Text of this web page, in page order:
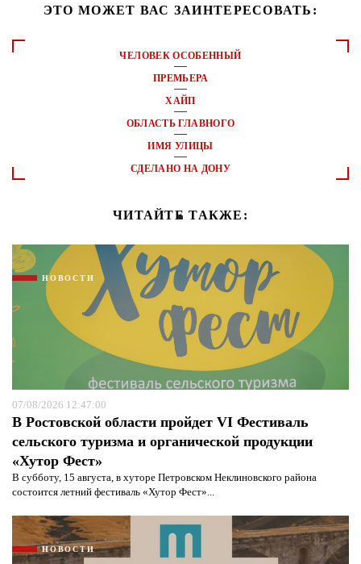
ЭТО МОЖЕТ ВАС ЗАИНТЕРЕСОВАТЬ:
ЧЕЛОВЕК ОСОБЕННЫЙ
ПРЕМЬЕРА
ХАЙП
ОБЛАСТЬ ГЛАВНОГО
ИМЯ УЛИЦЫ
СДЕЛАНО НА ДОНУ
ЧИТАЙТЕ ТАКЖЕ:
НОВОСТИ
07/08/2026 12:47:00
В Ростовской области пройдет VI Фестиваль
сельского туризма и органической продукции
«Хутор Фест»
В субботу, 15 августа, в хуторе Петровском Неклиновского района
состоится летний фестиваль «Хутор Фест»...
НОВОСТИ